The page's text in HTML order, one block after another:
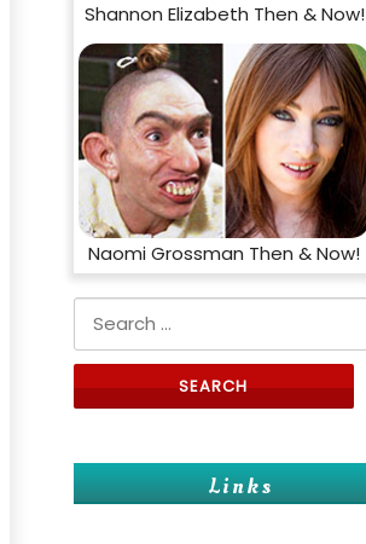
Shannon Elizabeth Then & Now!
Naomi Grossman Then & Now!
Search for:
Links